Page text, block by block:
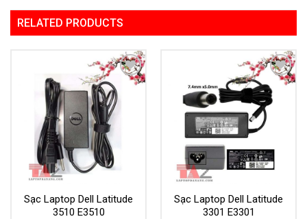
RELATED PRODUCTS
Add to
Wishlist
Sạc Laptop Dell Latitude
3510 E3510
Add to
Wishlist
Sạc Laptop Dell Latitude
3301 E3301